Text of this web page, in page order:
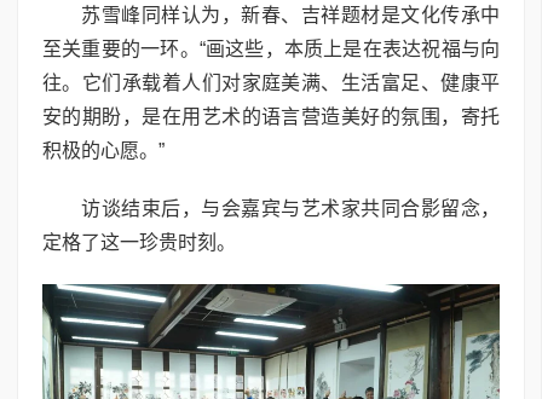
苏雪峰同样认为，新春、吉祥题材是文化传承中
至关重要的一环。“画这些，本质上是在表达祝福与向
往。它们承载着人们对家庭美满、生活富足、健康平
安的期盼，是在用艺术的语言营造美好的氛围，寄托
积极的心愿。”
访谈结束后，与会嘉宾与艺术家共同合影留念，
定格了这一珍贵时刻。